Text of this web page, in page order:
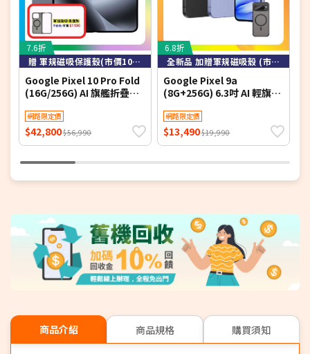
7.6折
贈 軍規磁吸保護殼(市價1090元)
Google Pixel 10 Pro Fold
(16G/256G) AI 旗艦折疊手
網路限定價
$42,800$56,990
6.8折
全新品 加贈軍規磁吸殼 (市價$990元)
Google Pixel 9a
(8G+256G) 6.3吋 AI 輕旗艦
網路限定價
$13,490$19,990
商品介紹 商品規格 購買須知